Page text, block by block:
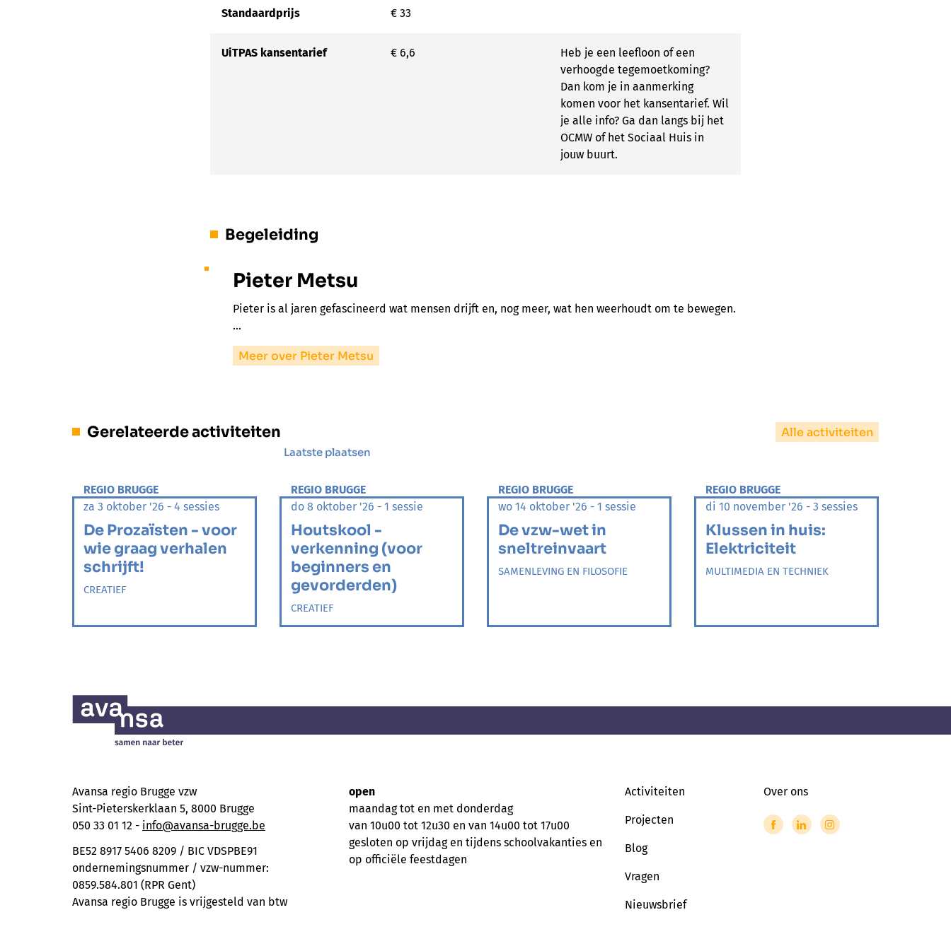
Standaardprijs € 33
UiTPAS kansentarief € 6,6
Heb je een leefloon of een
verhoogde tegemoetkoming?
Dan kom je in aanmerking
komen voor het kansentarief. Wil
je alle info? Ga dan langs bij het
OCMW of het Sociaal Huis in
jouw buurt.
Begeleiding
Pieter Metsu
Pieter is al jaren gefascineerd wat mensen drijft en, nog meer, wat hen weerhoudt om te bewegen.
…
Meer over Pieter Metsu
Gerelateerde activiteiten Alle activiteiten
REGIO BRUGGE
za 3 oktober '26 - 4 sessies
De Prozaïsten - voor
wie graag verhalen
schrijft!
CREATIEF
Laatste plaatsen
REGIO BRUGGE
do 8 oktober '26 - 1 sessie
Houtskool -
verkenning (voor
beginners en
gevorderden)
CREATIEF
REGIO BRUGGE
wo 14 oktober '26 - 1 sessie
De vzw-wet in
sneltreinvaart
SAMENLEVING EN FILOSOFIE
REGIO BRUGGE
di 10 november '26 - 3 sessies
Klussen in huis:
Elektriciteit
MULTIMEDIA EN TECHNIEK
Avansa regio Brugge vzw
Sint-Pieterskerklaan 5, 8000 Brugge
050 33 01 12 - info@avansa-brugge.be
BE52 8917 5406 8209 / BIC VDSPBE91
ondernemingsnummer / vzw-nummer:
0859.584.801 (RPR Gent)
Avansa regio Brugge is vrijgesteld van btw
open
maandag tot en met donderdag
van 10u00 tot 12u30 en van 14u00 tot 17u00
gesloten op vrijdag en tijdens schoolvakanties en
op officiële feestdagen
Activiteiten
Projecten
Blog
Vragen
Nieuwsbrief
Over ons